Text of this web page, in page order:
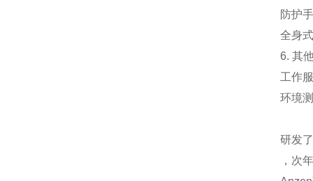
防护
全身
6. 其
工作
环境
研发
，次